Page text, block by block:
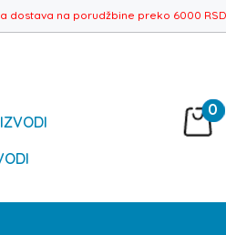
dostava na porudžbine preko 6000
0